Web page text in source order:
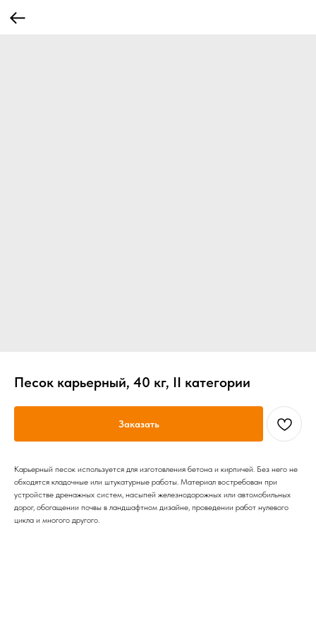
Песок карьерный, 40 кг, II категории
Заказать
Карьерный песок используется для изготовления бетона и кирпичей. Без него не
обходятся кладочные или штукатурные работы. Материал востребован при
устройстве дренажных систем, насыпей железнодорожных или автомобильных
дорог, обогащении почвы в ландшафтном дизайне, проведении работ нулевого
цикла и многого другого.